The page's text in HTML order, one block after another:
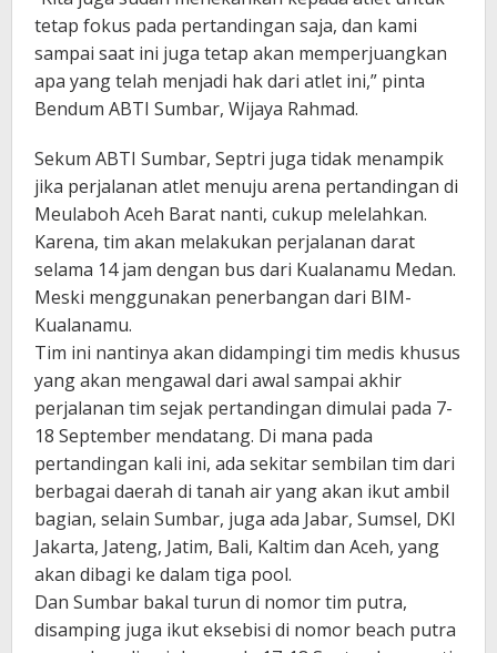
tetap fokus pada pertandingan saja, dan kami
sampai saat ini juga tetap akan memperjuangkan
apa yang telah menjadi hak dari atlet ini,” pinta
Bendum ABTI Sumbar, Wijaya Rahmad.
Sekum ABTI Sumbar, Septri juga tidak menampik
jika perjalanan atlet menuju arena pertandingan di
Meulaboh Aceh Barat nanti, cukup melelahkan.
Karena, tim akan melakukan perjalanan darat
selama 14 jam dengan bus dari Kualanamu Medan.
Meski menggunakan penerbangan dari BIM-
Kualanamu.
Tim ini nantinya akan didampingi tim medis khusus
yang akan mengawal dari awal sampai akhir
perjalanan tim sejak pertandingan dimulai pada 7-
18 September mendatang. Di mana pada
pertandingan kali ini, ada sekitar sembilan tim dari
berbagai daerah di tanah air yang akan ikut ambil
bagian, selain Sumbar, juga ada Jabar, Sumsel, DKI
Jakarta, Jateng, Jatim, Bali, Kaltim dan Aceh, yang
akan dibagi ke dalam tiga pool.
Dan Sumbar bakal turun di nomor tim putra,
disamping juga ikut eksebisi di nomor beach putra